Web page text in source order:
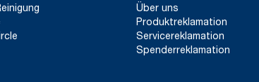
Über uns
Produktreklamation
Servicereklamation
Spenderreklamation